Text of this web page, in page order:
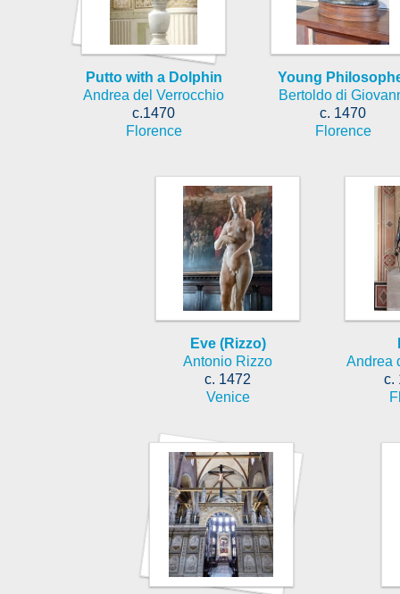
Putto with a Dolphin
Andrea del Verrocchio
c.1470
Florence
Young
Bertoldo di
c. 1470
Florence
Eve (Rizzo)
Antonio Rizzo
c. 1472
Venice
Andrea
c.